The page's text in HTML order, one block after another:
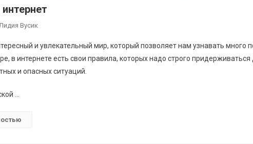
Вусик
и увлекательный мир, который позволяет нам узнавать много
в интернете есть свои правила, которых надо строго придерживаться
и опасных ситуаций.
…